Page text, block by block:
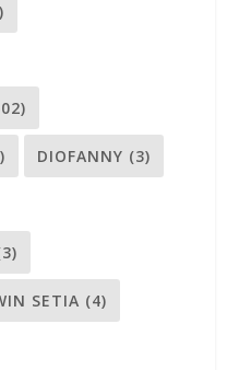
DIOFANNY (3)
SETIA (4)